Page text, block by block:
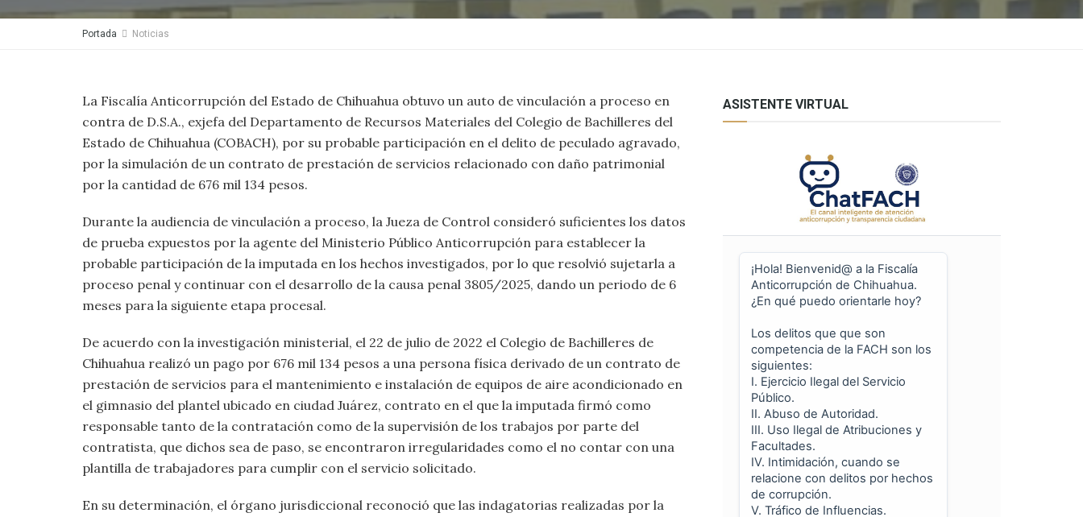
Portada Noticias
La Fiscalía Anticorrupción del Estado de Chihuahua obtuvo un auto de vinculación a proceso en
contra de D.S.A., exjefa del Departamento de Recursos Materiales del Colegio de Bachilleres del
Estado de Chihuahua (COBACH), por su probable participación en el delito de peculado agravado,
por la simulación de un contrato de prestación de servicios relacionado con daño patrimonial
por la cantidad de 676 mil 134 pesos.
Durante la audiencia de vinculación a proceso, la Jueza de Control consideró suficientes los datos
de prueba expuestos por la agente del Ministerio Público Anticorrupción para establecer la
probable participación de la imputada en los hechos investigados, por lo que resolvió sujetarla a
proceso penal y continuar con el desarrollo de la causa penal 3805/2025, dando un periodo de 6
meses para la siguiente etapa procesal.
De acuerdo con la investigación ministerial, el 22 de julio de 2022 el Colegio de Bachilleres de
Chihuahua realizó un pago por 676 mil 134 pesos a una persona física derivado de un contrato de
prestación de servicios para el mantenimiento e instalación de equipos de aire acondicionado en
el gimnasio del plantel ubicado en ciudad Juárez, contrato en el que la imputada firmó como
responsable tanto de la contratación como de la supervisión de los trabajos por parte del
contratista, que dichos sea de paso, se encontraron irregularidades como el no contar con una
plantilla de trabajadores para cumplir con el servicio solicitado.
En su determinación, el órgano jurisdiccional reconoció que las indagatorias realizadas por la
ASISTENTE VIRTUAL